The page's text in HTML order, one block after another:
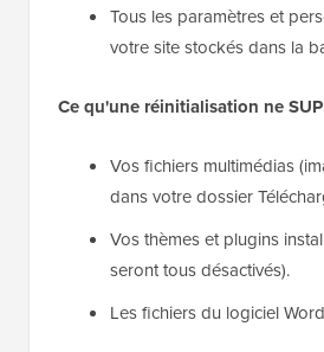
Tous les paramètres et
votre site stockés dans la
Ce qu'une réinitialisation ne
Vos fichiers multimédias
dans votre dossier
Vos thèmes et plugins
seront tous désactivés).
Les fichiers du logiciel